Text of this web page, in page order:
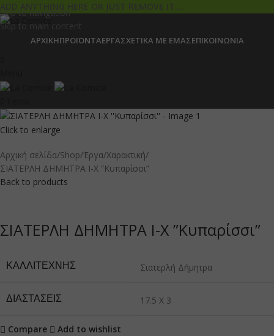
Skip to navigation
Skip to main content
ADD ANYTHING HERE OR JUST REMOVE IT…
ΑΡΧΙΚΉΠΡΟΪΌΝΤΑΈΡΓΑΣΧΕΤΙΚΆ ΜΕ ΕΜΆΣΕΠΙΚΟΙΝΩΝΊΑ
Click to enlarge
Αρχική σελίδα Shop Έργα Χαρακτική
ΣΙΑΤΕΡΛΗ ΔΗΜΗΤΡΑ Ι-Χ ”Κυπαρίσσι”
Back to products
ΣΙΑΤΕΡΛΗ ΔΗΜΗΤΡΑ Ι-Χ ”Κυπαρίσσι”
ΚΑΛΛΙΤΈΧΝΗΣ Σιατερλή Δήμητρα
ΔΙΑΣΤΆΣΕΙΣ 17.5 X 3
Compare Add to wishlist